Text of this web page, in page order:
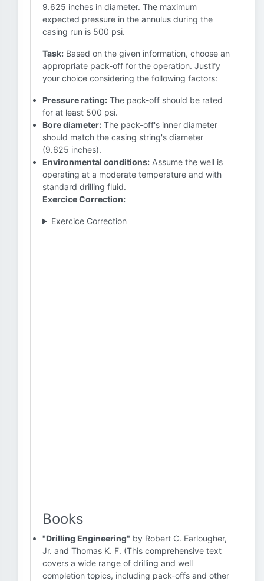
9.625 inches in diameter. The maximum
expected pressure in the annulus during the
casing run is 500 psi.
Task: Based on the given information, choose an
appropriate pack-off for the operation. Justify
your choice considering the following factors:
Pressure rating: The pack-off should be rated
for at least 500 psi.
Bore diameter: The pack-off's inner diameter
should match the casing string's diameter
(9.625 inches).
Environmental conditions: Assume the well is
operating at a moderate temperature and with
standard drilling fluid.
Exercice Correction:
Exercice Correction
Books
"Drilling Engineering" by Robert C. Earlougher,
Jr. and Thomas K. F. (This comprehensive text
covers a wide range of drilling and well
completion topics, including pack-offs and other